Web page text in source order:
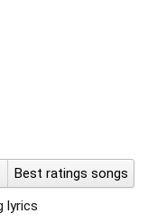
Best ratings songs
lyrics